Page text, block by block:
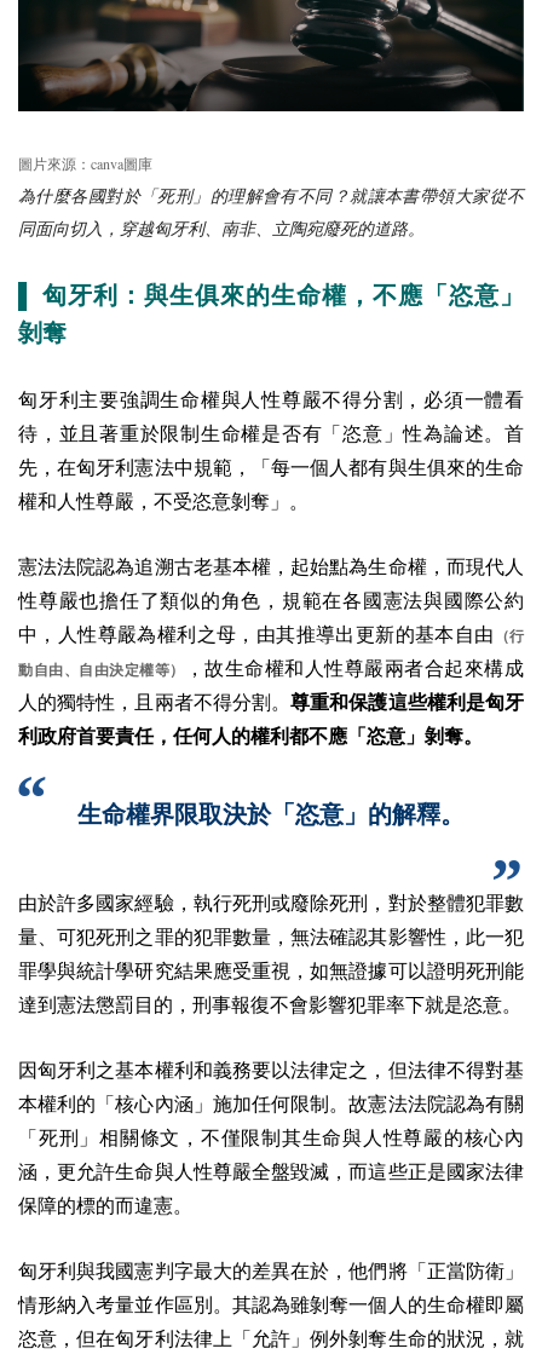
圖片來源： canva圖庫
為什麼各國對於「死刑」的理解會有不同？就讓本書帶領大家從不
同面向切入，穿越匈牙利、南非、立陶宛廢死的道路。
▌ 匈牙利：與生俱來的生命權，不應「恣意」
剝奪
匈牙利主要強調生命權與人性尊嚴不得分割，必須一體看
待，並且著重於限制生命權是否有「恣意」性為論述。 首
先，在匈牙利憲法中規範，「每一個人都有與生俱來的生命
權和人性尊嚴，不受恣意剝奪」。
憲法法院認為追溯古老基本權，起始點為生命權，而現代人
性尊嚴也擔任了類似的角色，規範在各國憲法與國際公約
中，人性尊嚴為權利之母，由其推導出更新的基本自由
（行
動自由、自由決定權等）
，故生命權和人性尊嚴兩者合起來構成
人的獨特性，且兩者不得分割。尊重和保護這些權利是匈牙
利政府首要責任，任何人的權利都不應「恣意」剝奪。
生命權界限取決於「恣意」的解釋。
由於許多國家經驗，執行死刑或廢除死刑，對於整體犯罪數
量、可犯死刑之罪的犯罪數量，無法確認其影響性，此一犯
罪學與統計學研究結果應受重視，如無證據可以證明死刑能
達到憲法懲罰目的，刑事報復不會影響犯罪率下就是恣意。
因匈牙利之基本權利和義務要以法律定之，但法律不得對基
本權利的「核心內涵」施加任何限制。故憲法法院認為有關
「死刑」相關條文，不僅限制其生命與人性尊嚴的核心內
涵，更允許生命與人性尊嚴全盤毀滅，而這些正是國家法律
保障的標的而違憲。
匈牙利與我國憲判字最大的差異在於，他們將「正當防衛」
情形納入考量並作區別。其認為雖剝奪一個人的生命權即屬
恣意，但在匈牙利法律上「允許」例外剝奪生命的狀況，就